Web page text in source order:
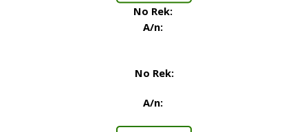
No Rek:
A/n:
No Rek:
A/n: